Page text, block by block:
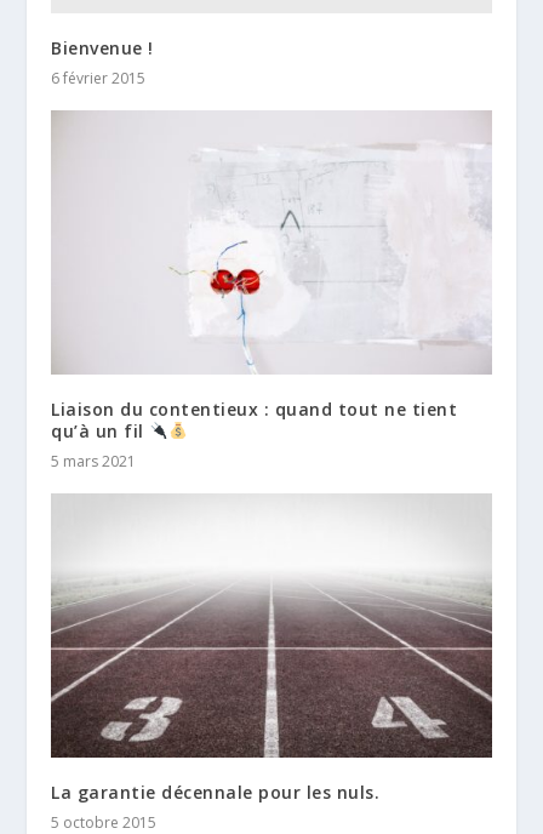
Bienvenue !
6 février 2015
Liaison du contentieux : quand tout ne tient
qu’à un fil
5 mars 2021
La garantie décennale pour les nuls.
5 octobre 2015